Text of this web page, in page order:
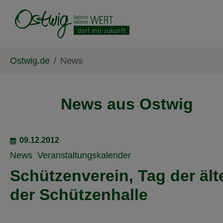
Ostwig.de News
News aus Ostwig
09.12.2012
News Veranstaltungskalender
Schützenverein, Tag der
der Schützenhalle